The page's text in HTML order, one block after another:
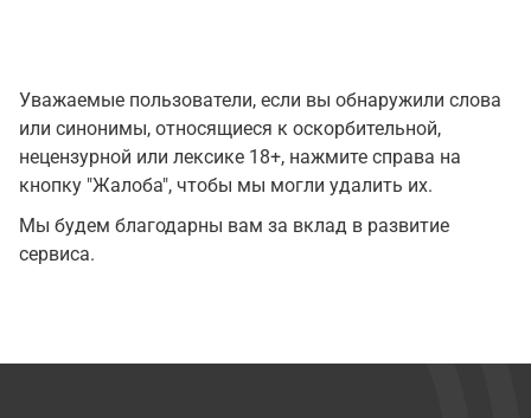
Уважаемые пользователи, если вы обнаружили слова
или синонимы, относящиеся к оскорбительной,
нецензурной или лексике 18+, нажмите справа на
кнопку "Жалоба", чтобы мы могли удалить их.
Мы будем благодарны вам за вклад в развитие
сервиса.